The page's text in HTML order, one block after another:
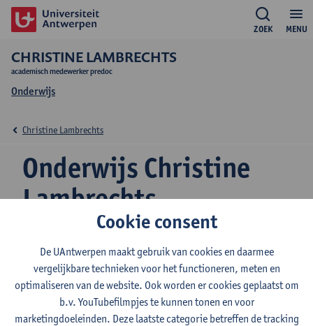
MENU
ZOEK
CHRISTINE LAMBRECHTS
academisch medewerker predoc
Onderwijs
Onderwijs Christine
Lambrechts
Christine Lambrechts
2026-2027 2025-2026 2024-2025
Museum en Depot
Cookie consent
De UAntwerpen maakt gebruik van cookies en daarmee
vergelijkbare technieken voor het functioneren, meten en
optimaliseren van de website. Ook worden er cookies geplaatst om
b.v. YouTubefilmpjes te kunnen tonen en voor
marketingdoeleinden. Deze laatste categorie betreffen de tracking